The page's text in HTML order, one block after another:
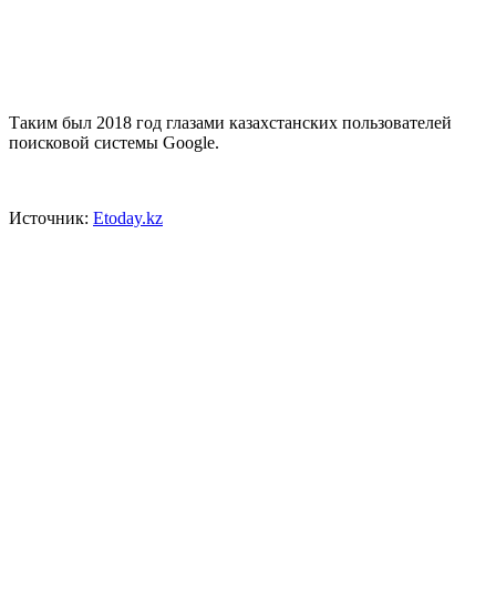
Таким был 2018 год глазами казахстанских пользователей
поисковой системы Google.
Источник: Etoday.kz